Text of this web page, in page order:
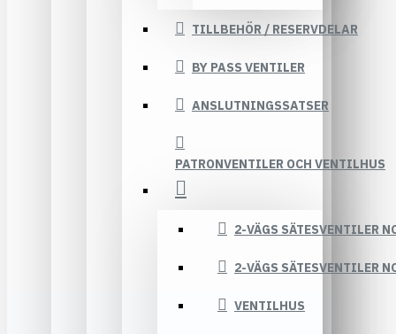
TILLBEHÖR / RESERVDELAR
BY PASS VENTILER
ANSLUTNINGSSATSER
PATRONVENTILER OCH VENTILHUS
2-VÄGS SÄTESVENTILER
2-VÄGS SÄTESVENTILER
VENTILHUS